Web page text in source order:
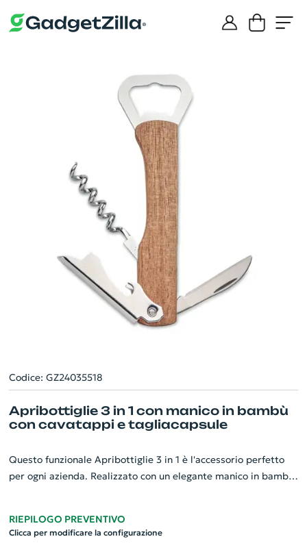
Codice: GZ24035518
Apribottiglie 3 in 1 con manico in bambù
con cavatappi e tagliacapsule
Questo funzionale Apribottiglie 3 in 1 è l'accessorio perfetto
per ogni azienda. Realizzato con un elegante manico in bambù,
bambù per garantire una conservazione sicura ed efficace.
RIEPILOGO PREVENTIVO
Clicca per modificare la configurazione